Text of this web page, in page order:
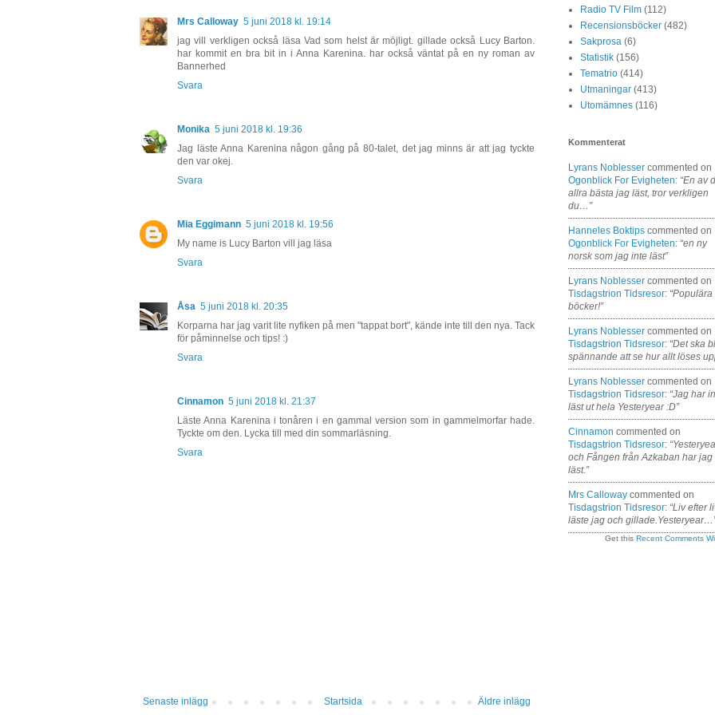
Mrs Calloway 5 juni 2018 kl. 19:14
jag vill verkligen också läsa Vad som helst är möjligt. gillade också Lucy Barton.
har kommit en bra bit in i Anna Karenina. har också väntat på en ny roman av
Bannerhed
Svara
Monika 5 juni 2018 kl. 19:36
Jag läste Anna Karenina någon gång på 80-talet, det jag minns är att jag tyckte
den var okej.
Svara
Mia Eggimann 5 juni 2018 kl. 19:56
My name is Lucy Barton vill jag läsa
Svara
Åsa 5 juni 2018 kl. 20:35
Korparna har jag varit lite nyfiken på men "tappat bort", kände inte till den nya. Tack
för påminnelse och tips! :)
Svara
Cinnamon 5 juni 2018 kl. 21:37
Läste Anna Karenina i tonåren i en gammal version som in gammelmorfar hade.
Tyckte om den. Lycka till med din sommarläsning.
Svara
Senaste inlägg Äldre inlägg
Startsida
Radio TV Film (112)
Recensionsböcker (482)
Sakprosa (6)
Statistik (156)
Tematrio (414)
Utmaningar (413)
Utomämnes (116)
Kommenterat
Lyrans Noblesser commented on
Ogonblick For Evigheten: “En av
allra bästa jag läst, tror verkligen
du…”
Hanneles Boktips commented on
Ogonblick For Evigheten: “en ny
norsk som jag inte läst”
Lyrans Noblesser commented on
Tisdagstrion Tidsresor: “Populära
böcker!”
Lyrans Noblesser commented on
Tisdagstrion Tidsresor: “Det ska
spännande att se hur allt löses
Lyrans Noblesser commented on
Tisdagstrion Tidsresor: “Jag har
läst ut hela Yesteryear :D”
Cinnamon commented on
Tisdagstrion Tidsresor:
och Fången från Azkaban har jag
läst.”
Mrs Calloway commented on
Tisdagstrion Tidsresor: “Liv efter
läste jag och
Get this Recent Comments